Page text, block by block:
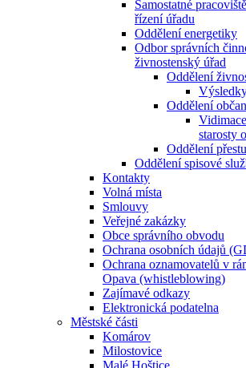
Samostatné
řízení úřadu
Oddělení energetiky
Odbor správních
živnostenský úřad
Oddělení
Oddělení
starosty
Oddělení
Oddělení spisové
Kontakty
Volná místa
Smlouvy
Veřejné zakázky
Obce správního obvodu
Ochrana osobních údajů
Ochrana oznamovatelů v
Opava (whistleblowing)
Zajímavé odkazy
Elektronická podatelna
Městské části
Komárov
Milostovice